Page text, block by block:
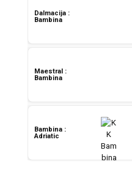
Dalmacija :
Bambina
Maestral :
Bambina
Bambina :
Adriatic